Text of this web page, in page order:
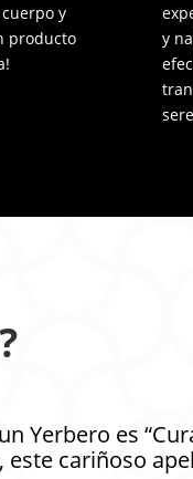
y
producto
y
Yerbero es “
este cariñoso